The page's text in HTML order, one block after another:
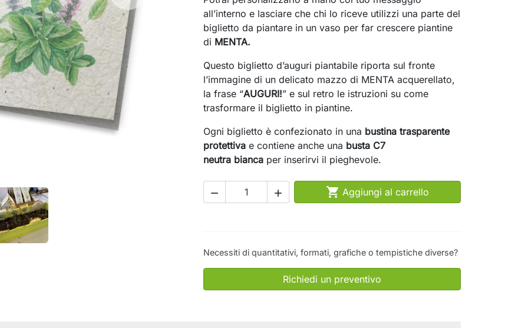
all’interno e lasciare che chi lo riceve utilizzi una parte del
biglietto da piantare in un vaso per far crescere piantine
di MENTA.
Questo biglietto d’auguri piantabile riporta sul fronte
l’immagine di un delicato mazzo di MENTA acquerellato,
la frase “AUGURI!” e sul retro le istruzioni su come
trasformare il biglietto in piantine.
Ogni biglietto è confezionato in una bustina trasparente
protettiva e contiene anche una busta C7
neutra bianca per inserirvi il pieghevole.
   Aggiungi al carrello
Necessiti di quantitativi, formati, grafiche o tempistiche diverse?
Richiedi un preventivo